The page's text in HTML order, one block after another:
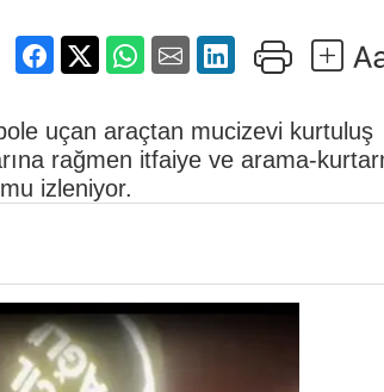
uçan araçtan mucizevi kurtuluş
rağmen itfaiye ve arama-
izleniyor.